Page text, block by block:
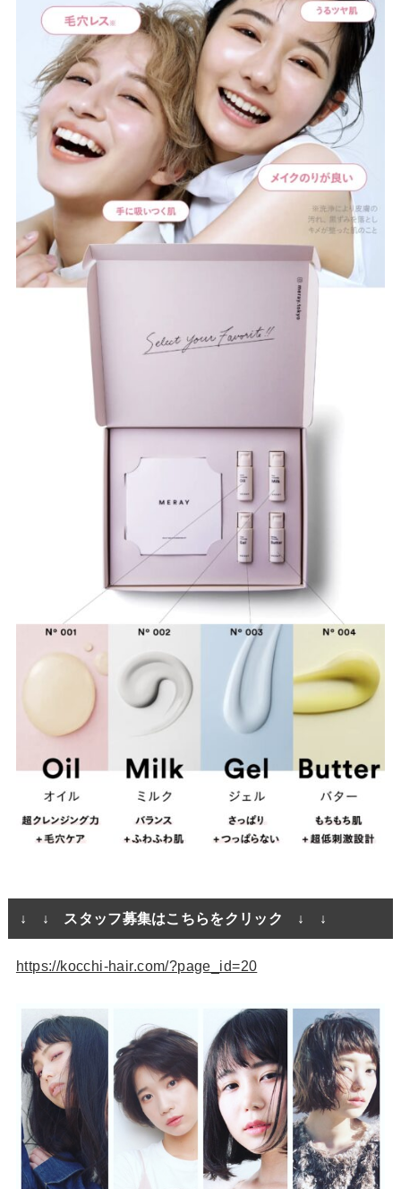
↓ ↓ スタッフ募集はこちらをクリック ↓ ↓
https://kocchi-hair.com/?page_id=20